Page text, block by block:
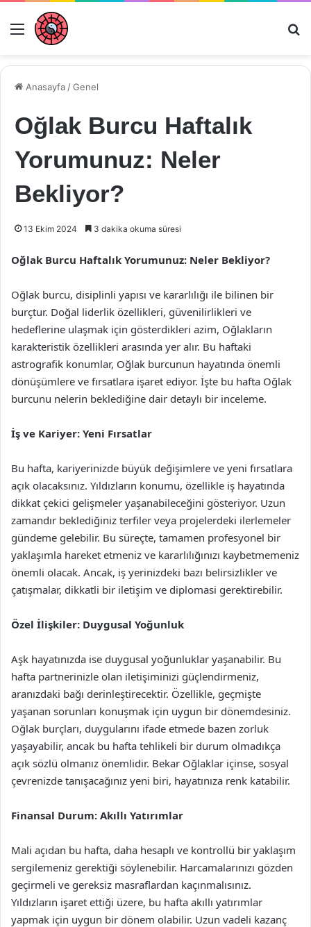
Menü
Anasayfa /Genel
Oğlak Burcu Haftalık
Yorumunuz: Neler
Bekliyor?
13 Ekim 2024 3 dakika okuma süresi
Oğlak Burcu Haftalık Yorumunuz: Neler Bekliyor?
Oğlak burcu, disiplinli yapısı ve kararlılığı ile bilinen bir
burçtur. Doğal liderlik özellikleri, güvenilirlikleri ve
hedeflerine ulaşmak için gösterdikleri azim, Oğlakların
karakteristik özellikleri arasında yer alır. Bu haftaki
astrografik konumlar, Oğlak burcunun hayatında önemli
dönüşümlere ve fırsatlara işaret ediyor. İşte bu hafta Oğlak
burcunu nelerin beklediğine dair detaylı bir inceleme.
İş ve Kariyer: Yeni Fırsatlar
Bu hafta, kariyerinizde büyük değişimlere ve yeni fırsatlara
açık olacaksınız. Yıldızların konumu, özellikle iş hayatında
dikkat çekici gelişmeler yaşanabileceğini gösteriyor. Uzun
zamandır beklediğiniz terfiler veya projelerdeki ilerlemeler
gündeme gelebilir. Bu süreçte, tamamen profesyonel bir
yaklaşımla hareket etmeniz ve kararlılığınızı kaybetmemeniz
önemli olacak. Ancak, iş yerinizdeki bazı belirsizlikler ve
çatışmalar, dikkatli bir iletişim ve diplomasi gerektirebilir.
Özel İlişkiler: Duygusal Yoğunluk
Aşk hayatınızda ise duygusal yoğunluklar yaşanabilir. Bu
hafta partnerinizle olan iletişiminizi güçlendirmeniz,
aranızdaki bağı derinleştirecektir. Özellikle, geçmişte
yaşanan sorunları konuşmak için uygun bir dönemdesiniz.
Oğlak burçları, duygularını ifade etmede bazen zorluk
yaşayabilir, ancak bu hafta tehlikeli bir durum olmadıkça
açık sözlü olmanız önemlidir. Bekar Oğlaklar içinse, sosyal
çevrenizde tanışacağınız yeni biri, hayatınıza renk katabilir.
Finansal Durum: Akıllı Yatırımlar
Mali açıdan bu hafta, daha hesaplı ve kontrollü bir yaklaşım
sergilemeniz gerektiği söylenebilir. Harcamalarınızı gözden
geçirmeli ve gereksiz masraflardan kaçınmalısınız.
Yıldızların işaret ettiği üzere, bu hafta akıllı yatırımlar
yapmak için uygun bir dönem olabilir. Uzun vadeli kazanç